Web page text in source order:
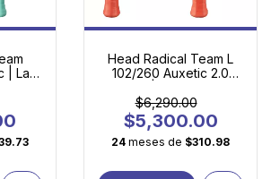
| La
Head Radical Team L
102/260 Auxetic 2.0
Entrada al Tenis
Competitivo
$6,290.00
$5,300.00
24 meses de $310.98